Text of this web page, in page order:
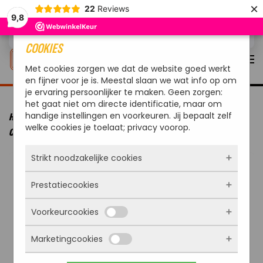
9,8
22 Reviews ×
Overslaan en naar de inhoud gaan
HOME MERKEN OUTDOORCHEF
OUTDOORCHEF GOURMET
CHECK PRO BLUETOOTH GRILLTHERMOMETER
COOKIES
Met cookies zorgen we dat de website goed werkt
en fijner voor je is. Meestal slaan we wat info op om
je ervaring persoonlijker te maken. Geen zorgen:
het gaat niet om directe identificatie, maar om
handige instellingen en voorkeuren. Jij bepaalt zelf
welke cookies je toelaat; privacy voorop.
Strikt noodzakelijke cookies
Deze cookies zorgen ervoor dat de website
überhaupt werkt. Ze zijn dus altijd actief en
kunnen niet worden uitgezet. Meestal worden
ze alleen geplaatst als jij iets doet, zoals
inloggen, een formulier invullen of je
privacyvoorkeuren opslaan. Je kunt je browser
zo instellen dat hij deze cookies blokkeert of je
Prestatiecookies
Met deze cookies zien we hoe vaak onze site
bezocht wordt, waar bezoekers vandaan
komen en welke pagina’s populair zijn. Zo
kunnen we de website blijven verbeteren.
Voorkeurcookies
Deze cookies onthouden jouw voorkeuren.
Bijvoorbeeld taalkeuze of ingevulde gegevens.
Marketingcookies